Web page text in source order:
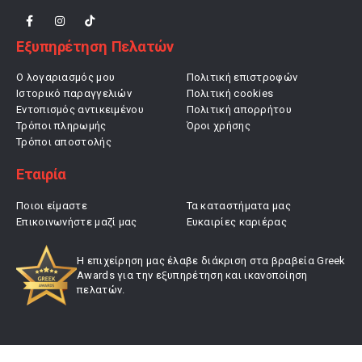
Εξυπηρέτηση Πελατών
Ο λογαριασμός μου
Ιστορικό παραγγελιών
Εντοπισμός αντικειμένου
Τρόποι πληρωμής
Τρόποι αποστολής
Πολιτική επιστροφών
Πολιτική cookies
Πολιτική απορρήτου
Όροι χρήσης
Εταιρία
Ποιοι είμαστε
Επικοινωνήστε μαζί μας
Τα καταστήματα μας
Ευκαιρίες καριέρας
Η επιχείρηση μας έλαβε διάκριση στα βραβεία Greek
Awards για την εξυπηρέτηση και ικανοποίηση
πελατών.